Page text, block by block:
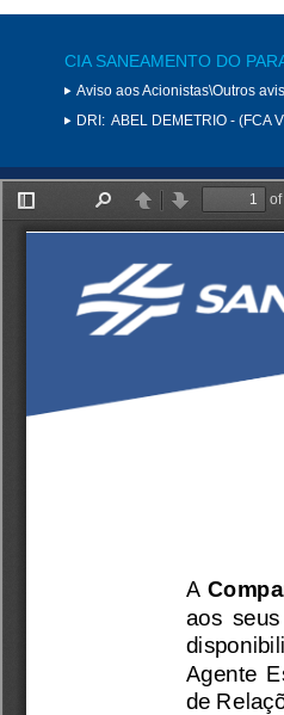
CIA SANEAMENTO DO
Aviso aos Acionistas\Outros
DRI: ABEL DEMETRIO - (FCA